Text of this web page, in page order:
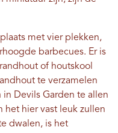
met vier plekken,
barbecues. Er is
of houtskool
te verzamelen
Devils Garden te allen
hier vast leuk zullen
dwalen, is het